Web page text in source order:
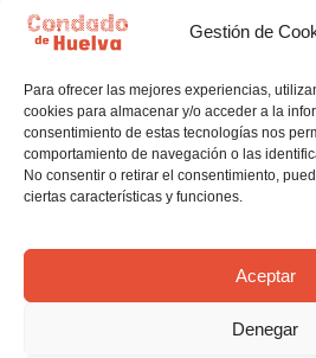
Gestión de
Para ofrecer las mejores experiencias,
cookies para almacenar y/o acceder a la
consentimiento de estas tecnologías nos
comportamiento de navegación o las
No consentir o retirar el consentimiento,
ciertas características y funciones.
Aceptar
Denegar
Política de
Política de
Aviso legal